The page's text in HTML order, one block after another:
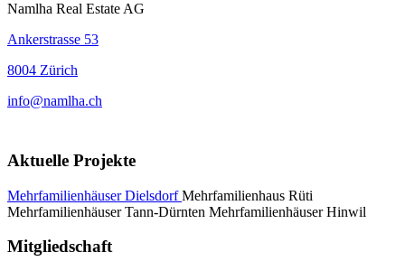
Namlha Real Estate AG
Ankerstrasse 53
8004 Zürich
info@namlha.ch
Aktuelle Projekte
Mehrfamilienhäuser DielsdorfMehrfamilienhaus Rüti
Mehrfamilienhäuser Tann-Dürnten Mehrfamilienhäuser Hinwil
Mitgliedschaft